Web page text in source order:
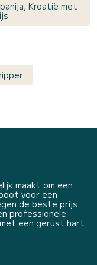
Kroatië met
maakt om een
voor een
de beste prijs.
professionele
een gerust hart